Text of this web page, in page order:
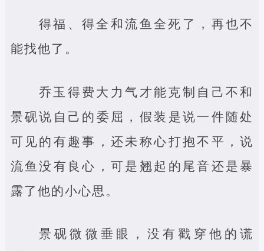
得福、得全和流鱼全死了，再也不
能找他了。
乔玉得费大力气才能克制自己不和
景砚说自己的委屈，假装是说一件随处
可见的有趣事，还未称心打抱不平，说
流鱼没有良心，可是翘起的尾音还是暴
露了他的小心思。
景砚微微垂眼，没有戳穿他的谎